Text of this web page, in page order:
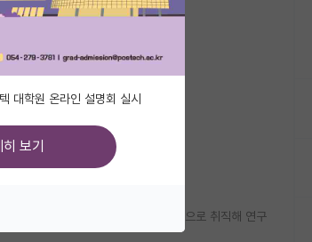
표준 연구일을 해왔습니다.
고 해서 해당 대학 산단 소속 연구원으로 취직해 연구
대학원 온라인 설명회 실시
보기